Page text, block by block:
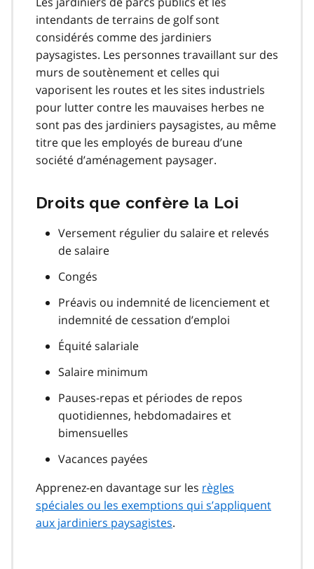
intendants de terrains de golf sont
considérés comme des jardiniers
paysagistes. Les personnes travaillant sur des
murs de soutènement et celles qui
vaporisent les routes et les sites industriels
pour lutter contre les mauvaises herbes ne
sont pas des jardiniers paysagistes, au même
titre que les employés de bureau d’une
société d’aménagement paysager.
Droits que confère la Loi
Versement régulier du salaire et relevés
de salaire
Congés
Préavis ou indemnité de licenciement et
indemnité de cessation d’emploi
Équité salariale
Salaire minimum
Pauses-repas et périodes de repos
quotidiennes, hebdomadaires et
bimensuelles
Vacances payées
Apprenez-en davantage sur les règles
spéciales ou les exemptions qui s’appliquent
aux jardiniers paysagistes.